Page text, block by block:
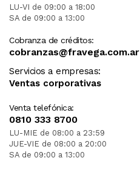
LU-VI de 09:00 a 18:00
SA de 09:00 a 13:00
Cobranza de créditos:
cobranzas@fravega.com.ar
Servicios a empresas:
Ventas corporativas
Venta telefónica:
0810 333 8700
LU-MIE de 08:00 a 23:59
JUE-VIE de 08:00 a 20:00
SA de 09:00 a 13:00